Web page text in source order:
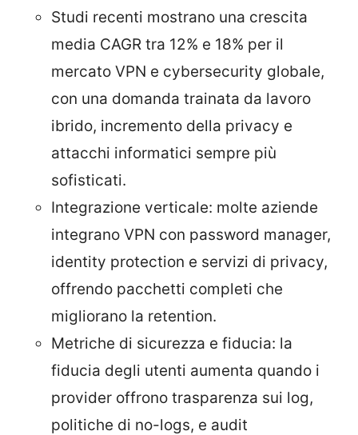
Studi recenti mostrano una crescita
media CAGR tra 12% e 18% per il
mercato VPN e cybersecurity globale,
con una domanda trainata da lavoro
ibrido, incremento della privacy e
attacchi informatici sempre più
sofisticati.
Integrazione verticale: molte aziende
integrano VPN con password manager,
identity protection e servizi di privacy,
offrendo pacchetti completi che
migliorano la retention.
Metriche di sicurezza e fiducia: la
fiducia degli utenti aumenta quando i
provider offrono trasparenza sui log,
politiche di no-logs, e audit